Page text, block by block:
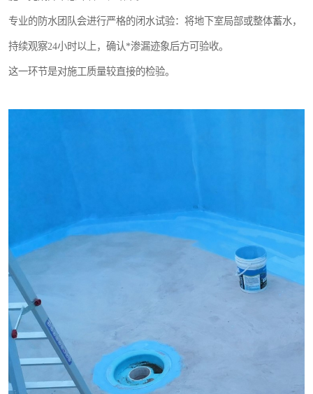
专业的防水团队会进行严格的闭水试验：将地下室局部或整体蓄水，
持续观察24小时以上，确认*渗漏迹象后方可验收。
这一环节是对施工质量较直接的检验。